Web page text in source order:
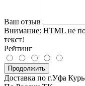
Ваш отзыв
Внимание: HTML не
текст!
Рейтинг
Продолжить
Доставка по г.Уфа